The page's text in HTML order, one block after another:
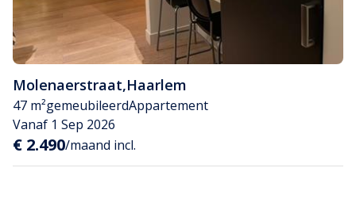
Molenaerstraat,Haarlem
47 m²gemeubileerdAppartement
Vanaf 1 Sep 2026
€ 2.490/maand incl.